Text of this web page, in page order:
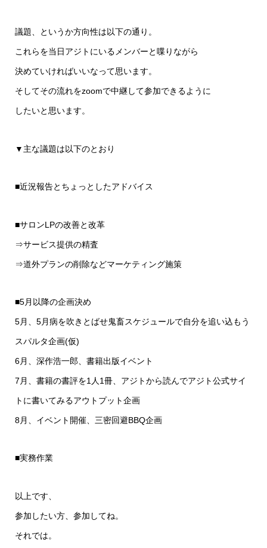
議題、というか方向性は以下の通り。
これらを当日アジトにいるメンバーと喋りながら
決めていければいいなって思います。
そしてその流れをzoomで中継して参加できるように
したいと思います。
▼主な議題は以下のとおり
■近況報告とちょっとしたアドバイス
■サロンLPの改善と改革
⇒サービス提供の精査
⇒道外プランの削除などマーケティング施策
■5月以降の企画決め
5月、5月病を吹きとばせ鬼畜スケジュールで自分を追い込もう
スパルタ企画(仮)
6月、深作浩一郎、書籍出版イベント
7月、書籍の書評を1人1冊、アジトから読んでアジト公式サイ
トに書いてみるアウトプット企画
8月、イベント開催、三密回避BBQ企画
■実務作業
以上です、
参加したい方、参加してね。
それでは。